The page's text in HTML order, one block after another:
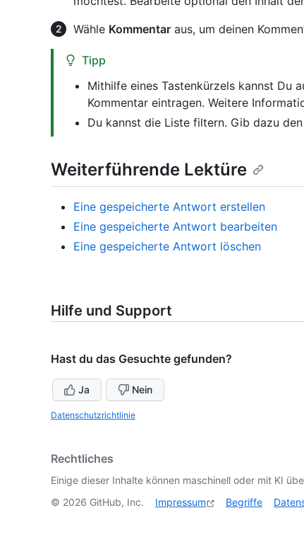
Wähle Kommentar aus, um deinen
Tipp
Mithilfe eines Tastenkürzels kannst Du
Kommentar eintragen. Weitere
Du kannst die Liste filtern. Gib dazu
Weiterführende Lektüre
Eine gespeicherte Antwort erstellen
Eine gespeicherte Antwort bearbeiten
Eine gespeicherte Antwort löschen
Hilfe und Support
Hast du das Gesuchte gefunden?
Ja Nein
Datenschutzrichtlinie
Rechtliches
Einige dieser Inhalte können maschinell oder mit KI
© 2026 GitHub, Inc. Impressum Begriffe